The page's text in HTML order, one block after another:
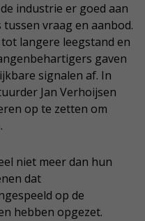
industrie er goed aan
vraag en aanbod.
langere leegstand en
gaven
signalen af. In
Jan Verhoijsen
op te zetten om
niet meer dan hun
dat
op de
hebben opgezet.